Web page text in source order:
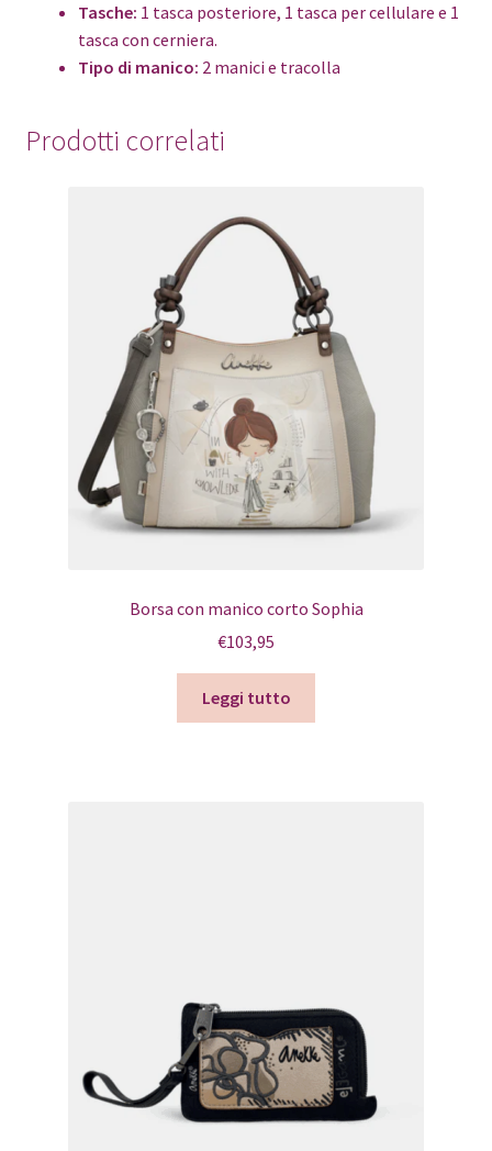
Tasche: 1 tasca posteriore, 1 tasca per cellulare e 1
tasca con cerniera.
Tipo di manico: 2 manici e tracolla
Prodotti correlati
Borsa con manico corto Sophia
€103,95
Leggi tutto